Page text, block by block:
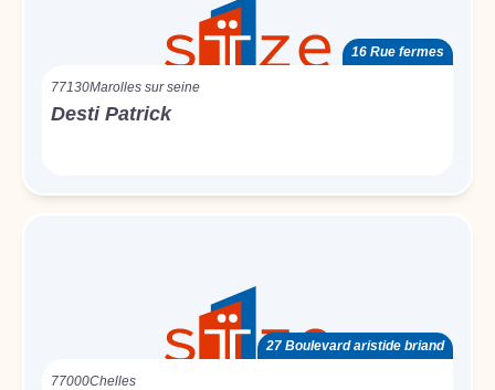
16 Rue fermes
77130Marolles sur seine
Desti Patrick
27 Boulevard aristide briand
77000Chelles